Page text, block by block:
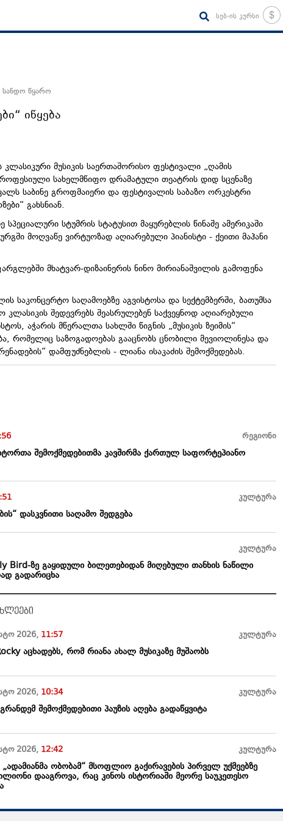
სებ-ის კურსი
წყარო
იწყება
მუსიკის საერთაშორისო ფესტივალი „ღამის
სახელმწიფო დრამატული თეატრის დიდ სცენაზე
საბინე გროფმაიერი და ფესტივალის საბაზო ორკესტრი
“ გახსნიან.
სტუმრის სტატუსით მაყურებლის წინაშე ამერიკაში
მოღვაწე ვირტუოზად აღიარებული პიანისტი - ქეითი მაჰანი
მხატვარ-დიზაინერის ნინო მირიანაშვილის გამოფენა
საკონცერტო საღამოებზე აგვისტოსა და სექტემბერში, ბათუმსა
შედევრებს შეასრულებენ საქვეყნოდ აღიარებული
აჭარის მწერალთა სახლში წიგნის „მუსიკის ზეიმის“
რომელიც საზოგადოებას გააცნობს ცნობილი მევიოლინესა და
დამფუძნებლის - ლიანა ისაკაძის შემოქმედებას.
რეგიონი
შემოქმედებითმა კავშირმა ქართულ საფორტეპიანო
კულტურა
დასკვნითი საღამო შედგება
კულტურა
Bird-ზე გაყიდული ბილეთებიდან მიღებული თანხის ნაწილი
გადარიცხა
2026, 11:57 კულტურა
აცხადებს, რომ რიანა ახალ მუსიკაზე მუშაობს
2026, 10:34 კულტურა
შემოქმედებითი პაუზის აღება გადაწყვიტა
2026, 12:42 კულტურა
ობობამ“ მსოფლიო გაქირავების პირველ უქმეებზე
დააგროვა, რაც კინოს ისტორიაში მეორე საუკეთესო